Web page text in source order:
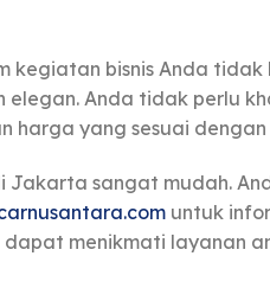
kegiatan bisnis Anda
elegan. Anda tidak perlu
harga yang sesuai dengan
Jakarta sangat mudah.
untuk
dapat menikmati layanan